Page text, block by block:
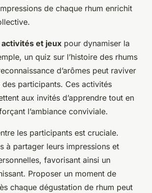
de chaque rhum enrichit
activités et jeux pour dynamiser la
un quiz sur l’histoire des rhums
d’arômes peut raviver
des participants. Ces activités
aux invités d’apprendre tout en
l’ambiance conviviale.
les participants est cruciale.
à partager leurs impressions et
favorisant ainsi un
Proposer un moment de
chaque dégustation de rhum peut